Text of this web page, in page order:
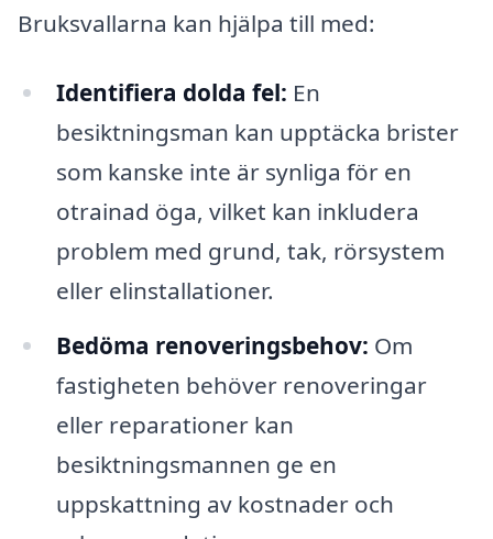
Bruksvallarna kan hjälpa till med:
Identifiera dolda fel: En
besiktningsman kan upptäcka brister
som kanske inte är synliga för en
otrainad öga, vilket kan inkludera
problem med grund, tak, rörsystem
eller elinstallationer.
Bedöma renoveringsbehov: Om
fastigheten behöver renoveringar
eller reparationer kan
besiktningsmannen ge en
uppskattning av kostnader och